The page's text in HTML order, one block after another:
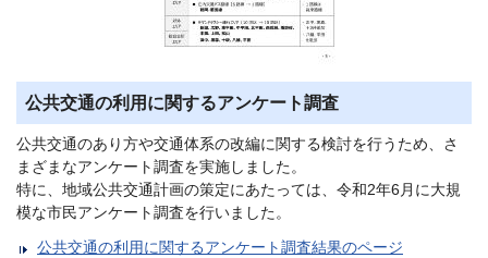
公共交通の利用に関するアンケート調査
公共交通のあり方や交通体系の改編に関する検討を行うため、さ
まざまなアンケート調査を実施しました。
特に、地域公共交通計画の策定にあたっては、令和2年6月に大規
模な市民アンケート調査を行いました。
公共交通の利用に関するアンケート調査結果のページ